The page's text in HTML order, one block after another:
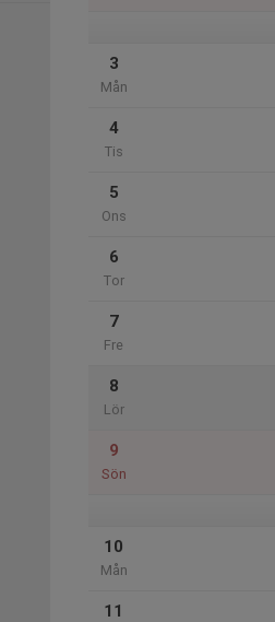
3
Mån
4
Tis
5
Ons
6
Tor
7
Fre
8
Lör
9
Sön
10
Mån
11